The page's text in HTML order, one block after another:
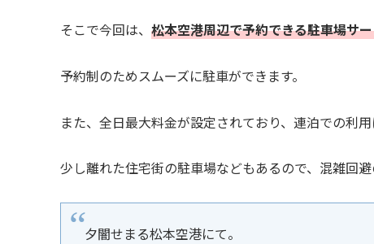
そこで今回は、 松本空港周辺で予約できる駐車場サ
予約制のためスムーズに駐車ができます。
また、全日最大料金が設定されており、連泊での利用
少し離れた住宅街の駐車場などもあるので、混雑回
夕闇せまる松本空港にて。